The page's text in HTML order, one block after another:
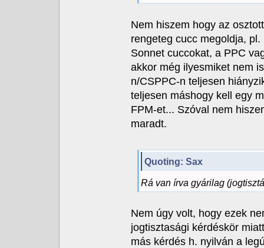
Nem hiszem hogy az
rengeteg cucc megoldja,
Sonnet cuccokat, a PPC
akkor még ilyesmiket nem
n/CSPPC-n teljesen
teljesen máshogy kell egy
FPM-et... Szóval nem
maradt.
Quoting: Sax
Rá van írva gyárilag
Nem úgy volt, hogy ezek
jogtisztasági kérdéskör
más kérdés h. nyilván a